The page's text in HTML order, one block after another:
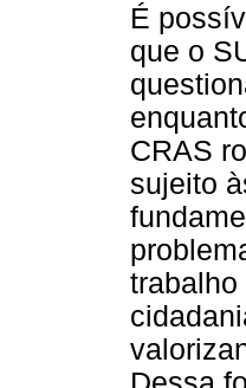
É
que o
CRAS
sujeito